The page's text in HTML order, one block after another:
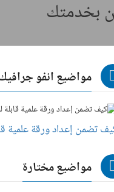
بخدمتك
مواضيع انفو
تضمن إعداد ورقة علمية
مواضيع مختارة